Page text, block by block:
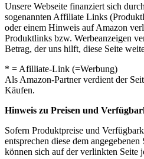
Unsere Webseite finanziert sich
sogenannten Affiliate Links
oder einem Hinweis auf Amazon
Produktlinks bzw. Werbeanzeigen
Betrag, der uns hilft, diese Seite
* = Afilliate-Link (=Werbung)
Als Amazon-Partner verdient der
Käufen.
Hinweis zu Preisen und
Sofern Produktpreise und
entsprechen diese dem
können sich auf der verlinkten Seite